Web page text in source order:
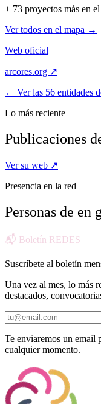
+ 73 proyectos más en
Ver todos en el mapa →
Web oficial
arcores.org ↗
← Ver las 56 entidades
Lo más reciente
Publicaciones
Ver su web ↗
Presencia en la red
Personas de en
📬 Boletín REDES
Suscríbete al boletín
Una vez al mes, lo más
destacados,
Te enviaremos un email
cualquier momento.